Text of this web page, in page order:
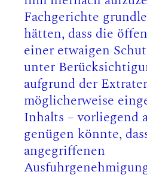
Fachgerichte
hätten, dass die
einer etwaigen
unter
aufgrund der
möglicherweise
Inhalts – vorliegend
genügen könnte,
angegriffenen